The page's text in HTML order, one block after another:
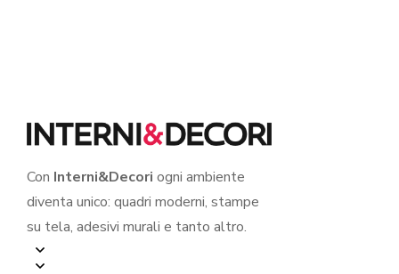
Con Interni&Decori ogni ambiente
diventa unico: quadri moderni, stampe
su tela, adesivi murali e tanto altro.